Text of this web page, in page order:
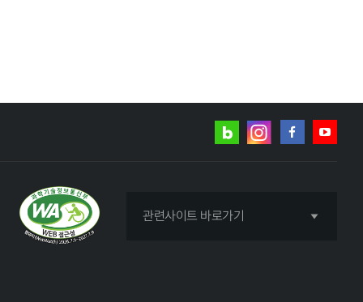
네이버
인스타그램
관련사이트 바로가기